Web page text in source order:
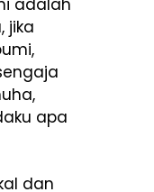
adalah
jika
apa
dan